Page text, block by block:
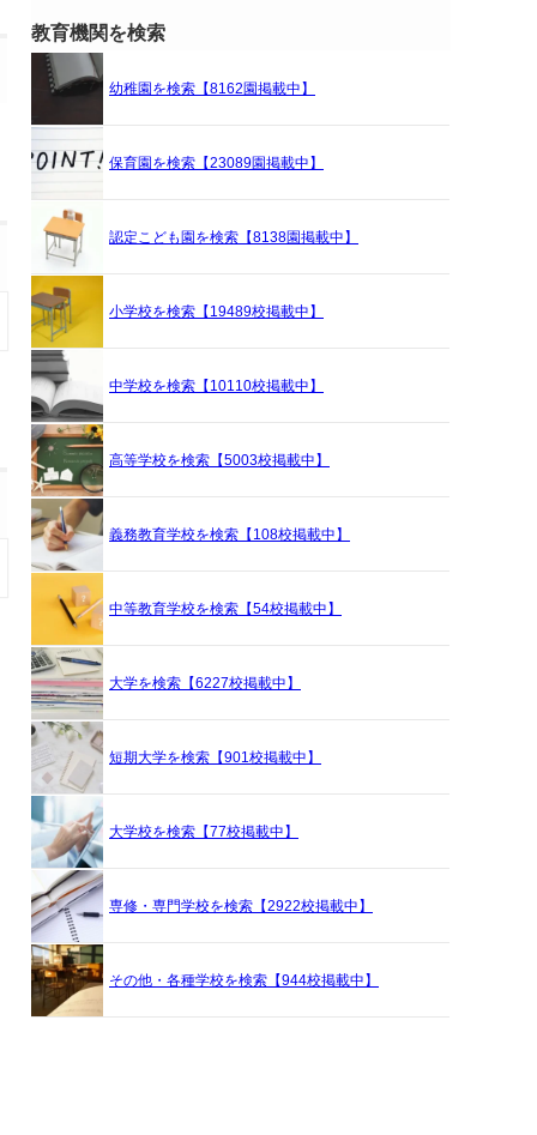
教育機関を検索
幼稚園を検索【8162園掲載中】
保育園を検索【23089園掲載中】
認定こども園を検索【8138園掲載中】
小学校を検索【19489校掲載中】
中学校を検索【10110校掲載中】
高等学校を検索【5003校掲載中】
義務教育学校を検索【108校掲載中】
中等教育学校を検索【54校掲載中】
大学を検索【6227校掲載中】
短期大学を検索【901校掲載中】
大学校を検索【77校掲載中】
専修・専門学校を検索【2922校掲載中】
その他・各種学校を検索【944校掲載中】